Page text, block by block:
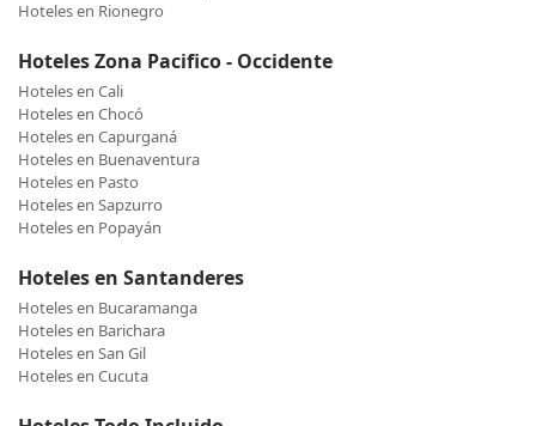
Hoteles en Rionegro
Hoteles Zona Pacifico - Occidente
Hoteles en Cali
Hoteles en Chocó
Hoteles en Capurganá
Hoteles en Buenaventura
Hoteles en Pasto
Hoteles en Sapzurro
Hoteles en Popayán
Hoteles en Santanderes
Hoteles en Bucaramanga
Hoteles en Barichara
Hoteles en San Gil
Hoteles en Cucuta